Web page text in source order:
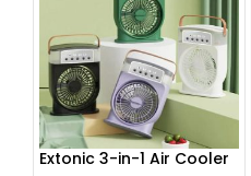
Extonic 3-in-1 Air Cooler